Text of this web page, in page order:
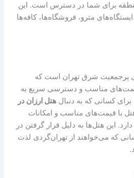
منطقه برای شما در دسترس است. این
مترو، فروشگاه‌ها، کافه‌ها
پرجمعیت شرق تهران است که
مناسب و دسترسی سریع به
کسانی که به دنبالهتل ارزان در
با قیمت‌های مناسب و امکانات
این هتل‌ها به دلیل قرار گرفتن در
که می‌خواهند از تهران‌گردی لذت